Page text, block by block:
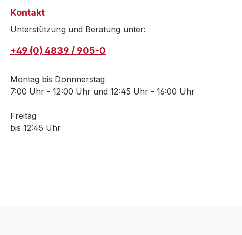
Kontakt
Unterstützung und Beratung unter:
+49 (0) 4839 / 905-0
Montag bis Donnnerstag
7:00 Uhr - 12:00 Uhr und 12:45 Uhr - 16:00 Uhr
Freitag
bis 12:45 Uhr